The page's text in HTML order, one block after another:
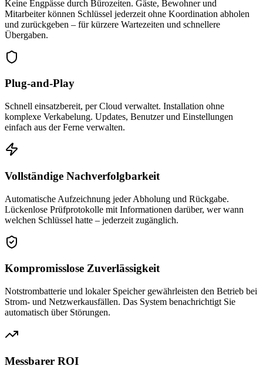
Keine Engpässe durch Bürozeiten. Gäste, Bewohner und
Mitarbeiter können Schlüssel jederzeit ohne Koordination abholen
und zurückgeben – für kürzere Wartezeiten und schnellere
Übergaben.
Plug-and-Play
Schnell einsatzbereit, per Cloud verwaltet. Installation ohne
komplexe Verkabelung. Updates, Benutzer und Einstellungen
einfach aus der Ferne verwalten.
Vollständige Nachverfolgbarkeit
Automatische Aufzeichnung jeder Abholung und Rückgabe.
Lückenlose Prüfprotokolle mit Informationen darüber, wer wann
welchen Schlüssel hatte – jederzeit zugänglich.
Kompromisslose Zuverlässigkeit
Notstrombatterie und lokaler Speicher gewährleisten den Betrieb bei
Strom- und Netzwerkausfällen. Das System benachrichtigt Sie
automatisch über Störungen.
Messbarer ROI